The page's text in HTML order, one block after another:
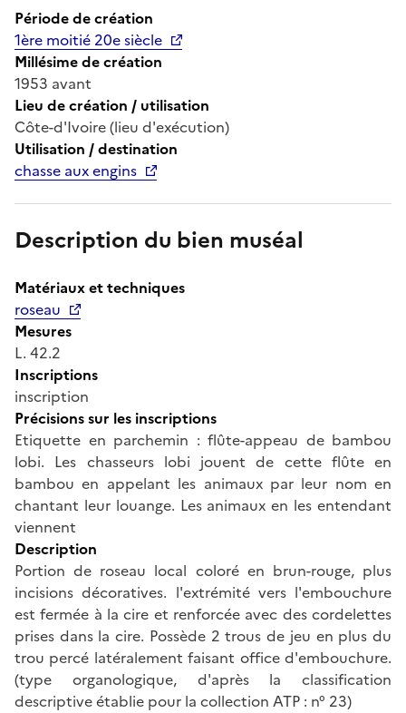
Période de création
1ère moitié 20e siècle
Millésime de création
1953 avant
Lieu de création / utilisation
Côte-d'Ivoire (lieu d'exécution)
Utilisation / destination
chasse aux engins
Description du bien muséal
Matériaux et techniques
roseau
Mesures
L. 42.2
Inscriptions
inscription
Précisions sur les inscriptions
Etiquette en parchemin : flûte-appeau de bambou
lobi. Les chasseurs lobi jouent de cette flûte en
bambou en appelant les animaux par leur nom en
chantant leur louange. Les animaux en les entendant
viennent
Description
Portion de roseau local coloré en brun-rouge, plus
incisions décoratives. l'extrémité vers l'embouchure
est fermée à la cire et renforcée avec des cordelettes
prises dans la cire. Possède 2 trous de jeu en plus du
trou percé latéralement faisant office d'embouchure.
(type organologique, d'après la classification
descriptive établie pour la collection ATP : n° 23)